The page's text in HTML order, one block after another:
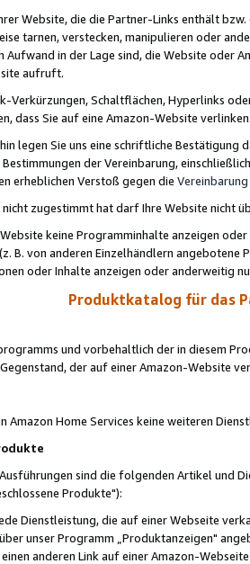
Website, die die Partner-Links enthält
tarnen, verstecken, manipulieren oder
Aufwand in der Lage sind, die Website oder
aufruft.
Verkürzungen, Schaltflächen, Hyperlinks
dass Sie auf eine Amazon-Website
legen Sie uns eine schriftliche
der Vereinbarung,
erheblichen Verstoß gegen die Vereinbarung
zugestimmt hat darf Ihre Website nicht
keine Programminhalte anzeigen
B. von anderen Einzelhändlern
oder Inhalte anzeigen oder anderweitig
Produktkatalog für das
und vorbehaltlich der in diesem
der auf einer Amazon-Website
Amazon Home Services keine weiteren
sind die folgenden Artikel und
Produkte"):
Dienstleistung, die auf einer Webseite
unser Programm „Produktanzeigen"
anderen Link auf einer Amazon-